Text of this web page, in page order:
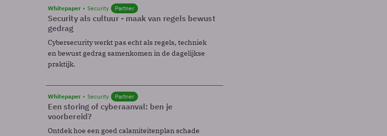
Whitepaper Security Partner
Security als cultuur - maak van regels bewust
gedrag
Cybersecurity werkt pas echt als regels, techniek
en bewust gedrag samenkomen in de dagelijkse
praktijk.
Whitepaper Security Partner
Een storing of cyberaanval: ben je
voorbereid?
Ontdek hoe een goed calamiteitenplan schade